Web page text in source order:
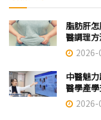
脂肪肝
醫調理
2026-
中醫魅
醫學產學
2026-